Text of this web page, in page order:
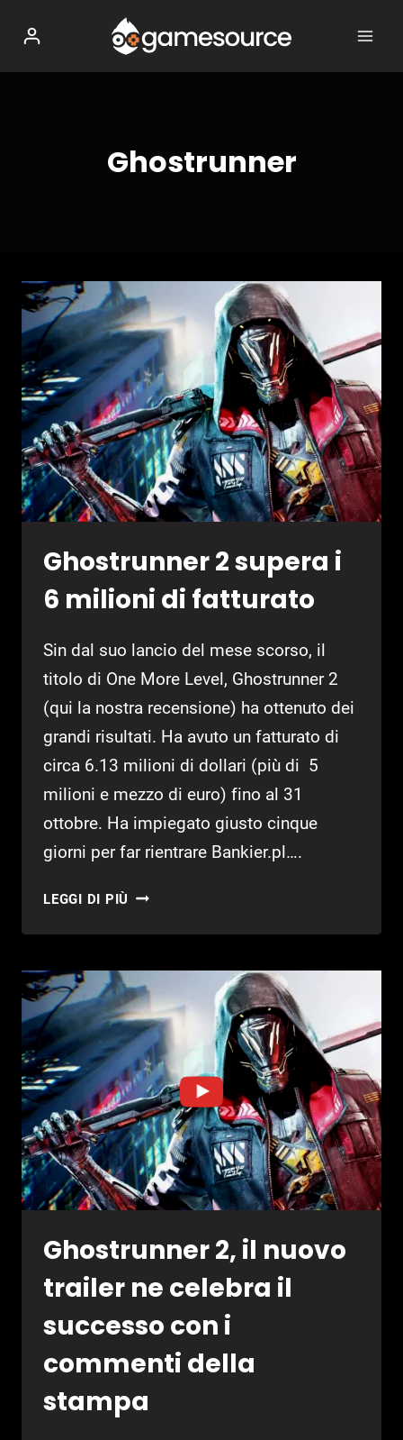
contenuto
Ghostrunner
Ghostrunner 2 supera i
6 milioni di fatturato
Sin dal suo lancio del mese scorso, il
titolo di One More Level, Ghostrunner 2
(qui la nostra recensione) ha ottenuto dei
grandi risultati. Ha avuto un fatturato di
circa 6.13 milioni di dollari (più di 5
milioni e mezzo di euro) fino al 31
ottobre. Ha impiegato giusto cinque
giorni per far rientrare Bankier.pl….
LEGGI DI PIÙ GHOSTRUNNER
SUPERA
6
MILIONI
DI
FATTURATO
Ghostrunner 2, il nuovo
trailer ne celebra il
successo con i
commenti della
stampa